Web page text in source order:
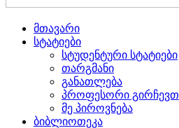
მთავარი
სტატიები
სტუდენტური სტატიები
თარგმანი
განათლება
პროფესორი გირჩევთ
მე პიროვნება
ბიბლიოთეკა